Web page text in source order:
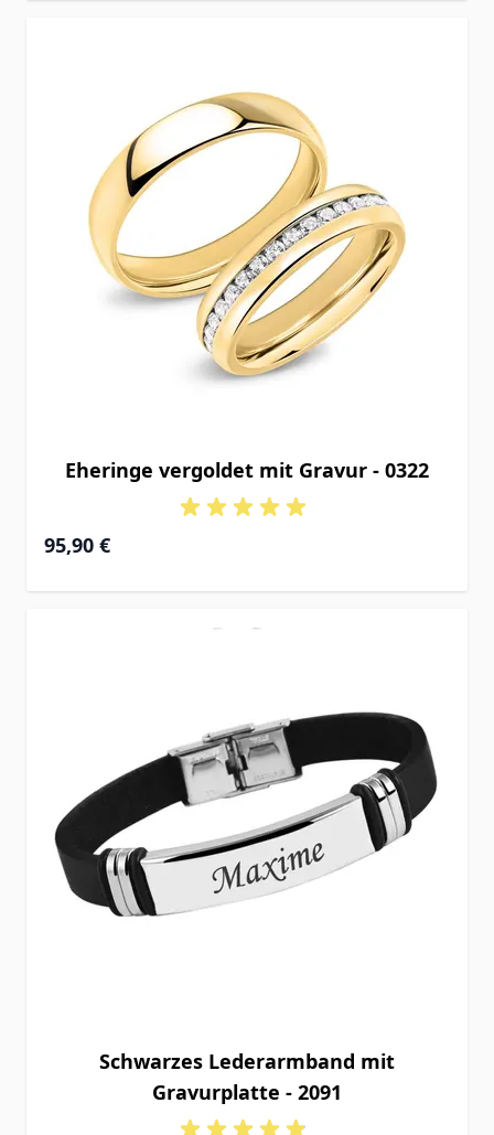
Eheringe vergoldet mit Gravur - 0322
95,90 €
Schwarzes Lederarmband mit
Gravurplatte - 2091